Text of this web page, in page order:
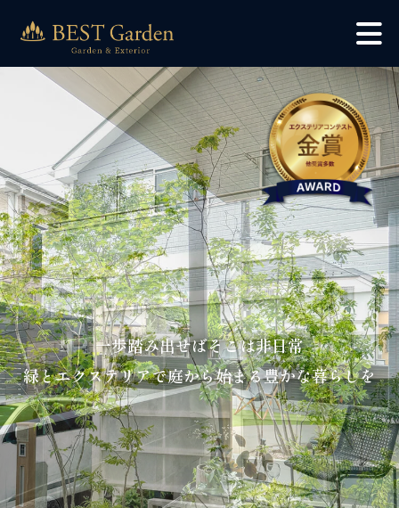
一歩踏み出せばそこは非日常
緑とエクステリアで庭から始まる豊かな暮らしを